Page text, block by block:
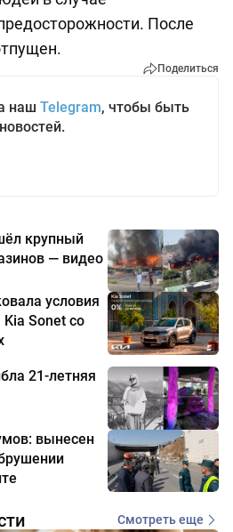
После
Поделиться
наш Telegram, чтобы быть
крупный
— видео
условия
Sonet со
21-летняя
вынесен
Смотреть еще